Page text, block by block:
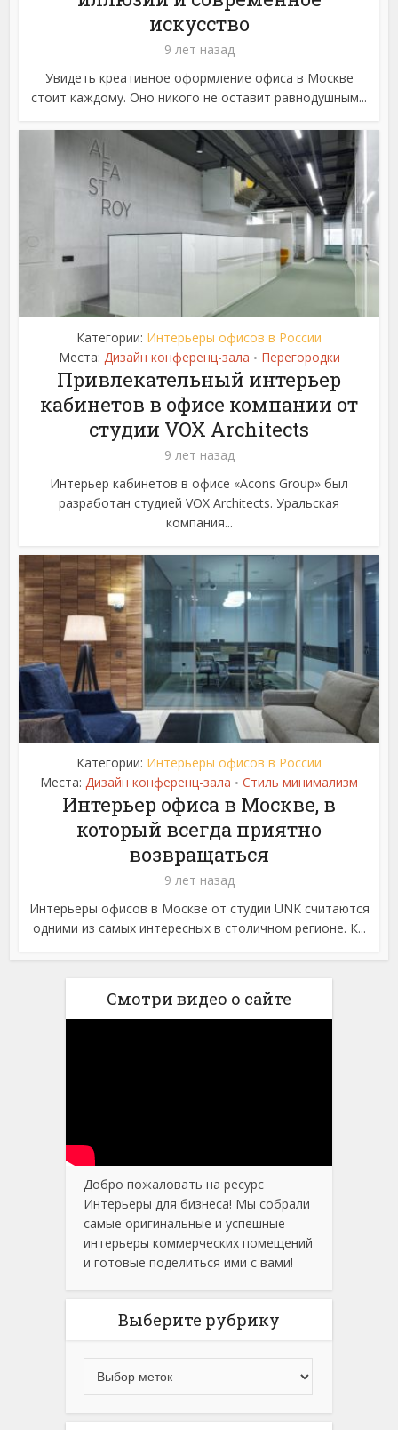
искусство
9 лет назад
Увидеть креативное оформление офиса в Москве
стоит каждому. Оно никого не оставит равнодушным...
Категории: Интерьеры офисов в России
Места: Дизайн конференц-зала • Перегородки
Привлекательный интерьер
кабинетов в офисе компании от
студии VOX Architects
9 лет назад
Интерьер кабинетов в офисе «Acons Group» был
разработан студией VOX Architects. Уральская
компания...
Категории: Интерьеры офисов в России
Места: Дизайн конференц-зала • Стиль минимализм
Интерьер офиса в Москве, в
который всегда приятно
возвращаться
9 лет назад
Интерьеры офисов в Москве от студии UNK считаются
одними из самых интересных в столичном регионе. К...
Смотри видео о сайте
Добро пожаловать на ресурс
Интерьеры для бизнеса! Мы собрали
самые оригинальные и успешные
интерьеры коммерческих помещений
и готовые поделиться ими с вами!
Выберите рубрику